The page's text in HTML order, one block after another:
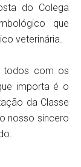
do Colega
que
veterinária.
todos com os
importa é o
da Classe
nosso sincero